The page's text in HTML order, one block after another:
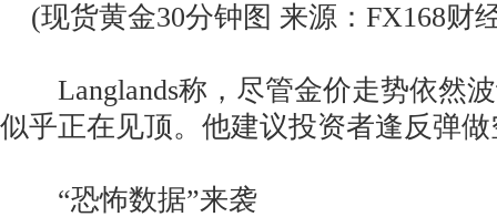
(现货黄金30分钟图 来源：FX168财
Langlands称，尽管金价走势依然
似乎正在见顶。他建议投资者逢反弹
“恐怖数据”来袭